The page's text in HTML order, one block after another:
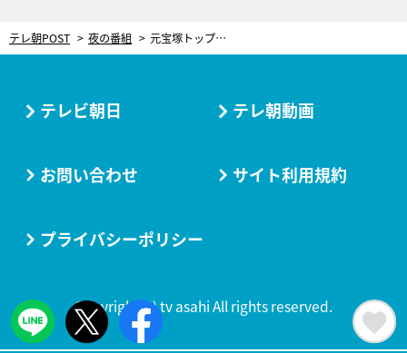
LINE ツイートシェア
テレ朝POST 夜の番組 元宝塚トップスター・早霧せいな、ドラマ初出演！『科捜研の女』で内藤剛志の元妻役を好演
テレビ朝日 テレ朝動画
お問い合わせ サイト利用規約
プライバシーポリシー
Copyright(C) tv asahi All rights reserved.